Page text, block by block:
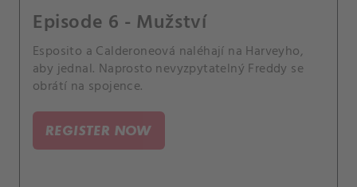
Episode 6 - Mužství
Esposito a Calderoneová naléhají na Harveyho,
aby jednal. Naprosto nevyzpytatelný Freddy se
obrátí na spojence.
REGISTER NOW